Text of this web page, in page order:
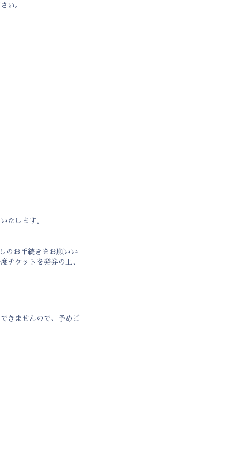
い。
たします。
のお手続きをお願いい
チケットを発券の上、
きませんので、予めご